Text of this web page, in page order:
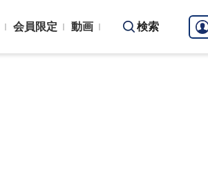
会員限定 動画 検索